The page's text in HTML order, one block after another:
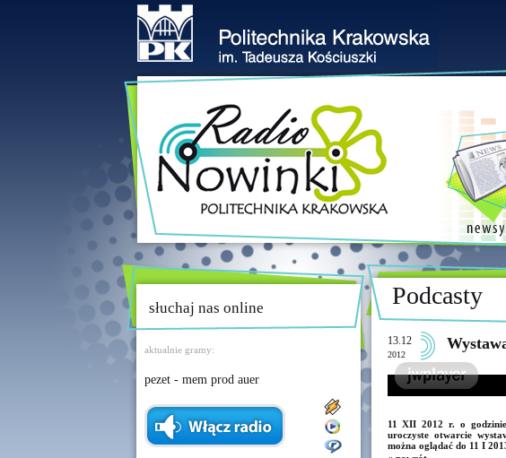
słuchaj nas online
aktualnie gramy:
pezet - mem prod auer
Podcasty
13.12
2012
11 XII 2012 r. o
uroczyste otwarcie
można oglądać do 11 I